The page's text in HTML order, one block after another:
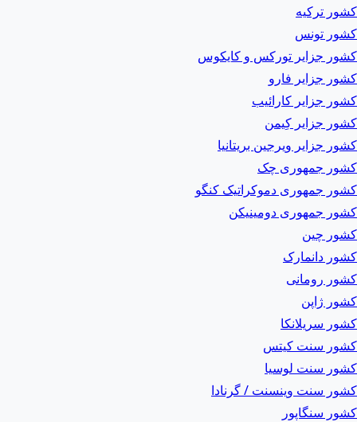
کشور ترکیه
کشور تونس
کشور جزایر تورکس و کایکوس
کشور جزایر فارو
کشور جزایر کارائیب
کشور جزایر کِیمن
کشور جزایر ویرجین بریتانیا
کشور جمهوری چک
کشور جمهوری دموکراتیک کنگو
کشور جمهوری دومینیکن
کشور چین
کشور دانمارک
کشور رومانی
کشور ژاپن
کشور سریلانکا
کشور سنت کیتس
کشور سنت لوسیا
کشور سنت وینسنت / گرنادا
کشور سنگاپور